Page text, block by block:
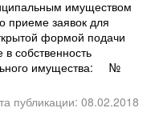
имуществом
приеме заявок для
формой подачи
собственность
имущества: №
публикации: 08.02.2018